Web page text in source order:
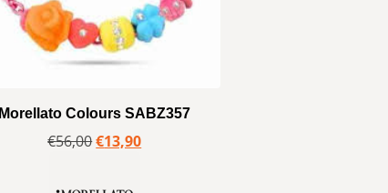
Morellato Colours SABZ357
€56,00€13,90